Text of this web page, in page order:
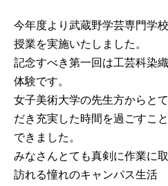
今年度より武蔵野学芸専門学
授業を実施いたしました。
記念すべき第一回は工芸科染
体験です。
女子美術大学の先生方からと
だき充実した時間を過ごすこ
できました。
みなさんとても真剣に作業に
訪れる憧れのキャンパス生活